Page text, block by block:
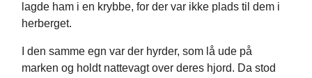
lagde ham i en krybbe, for der var ikke plads til dem i
herberget.
I den samme egn var der hyrder, som lå ude på
marken og holdt nattevagt over deres hjord. Da stod